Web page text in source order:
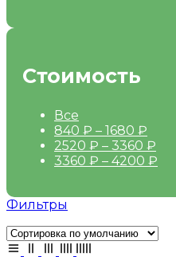
Стоимость
Все
840 ₽ – 1680 ₽
2520 ₽ – 3360 ₽
3360 ₽ – 4200 ₽
Фильтры